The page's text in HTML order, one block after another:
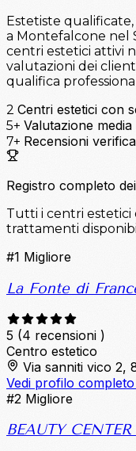
Estetiste
a Montefalcone nel
centri estetici attivi
valutazioni dei
qualifica
2 Centri estetici con
5+ Valutazione media
7+ Recensioni
Registro completo
Tutti i centri
trattamenti
#1 Migliore
La Fonte di
5 (4 recensioni )
Centro estetico
Via sanniti vico 2,
Vedi profilo completo
#2 Migliore
BEAUTY